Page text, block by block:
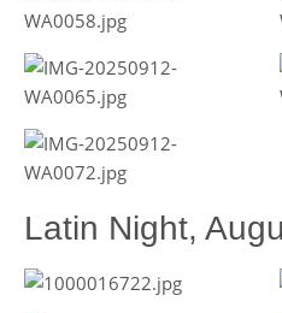
Latin Night,